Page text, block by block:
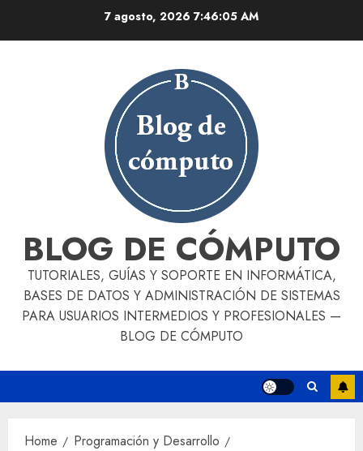
7 agosto, 2026 7:46:06 AM
BLOG DE CÓMPUTO
TUTORIALES, GUÍAS Y SOPORTE EN INFORMÁTICA,
BASES DE DATOS Y ADMINISTRACIÓN DE SISTEMAS
PARA USUARIOS INTERMEDIOS Y PROFESIONALES —
BLOG DE CÓMPUTO
Home
Programación y Desarrollo